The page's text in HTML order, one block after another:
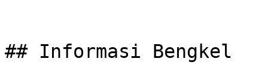
## Informasi Bengkel